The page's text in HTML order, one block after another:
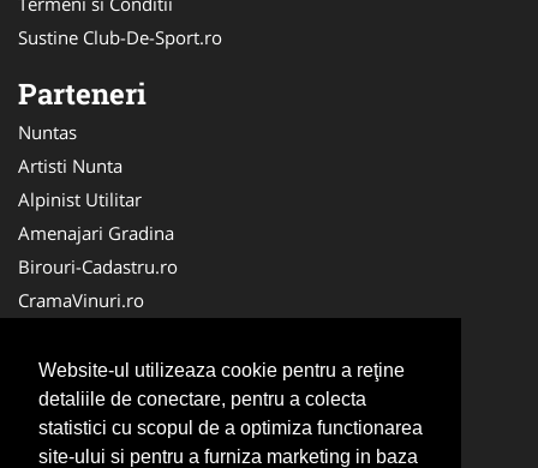
Website-ul utilizeaza cookie pentru a reţine
detaliile de conectare, pentru a colecta
statistici cu scopul de a optimiza functionarea
site-ului si pentru a furniza marketing in baza
Sustine Club-De-Sport.ro
Parteneri
Nuntas
Artisti Nunta
Alpinist Utilitar
Amenajari Gradina
Birouri-Cadastru.ro
CramaVinuri.ro
Servicii-DDD.com
Ambalaje Romania
Cabinet-Individual.ro